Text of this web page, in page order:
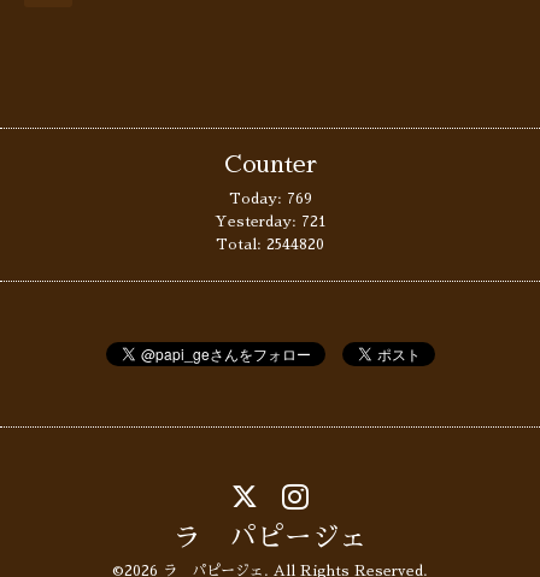
Counter
Today: 769
Yesterday: 721
Total: 2544820
ラ パピージェ
©2026 ラ パピージェ . All Rights Reserved.